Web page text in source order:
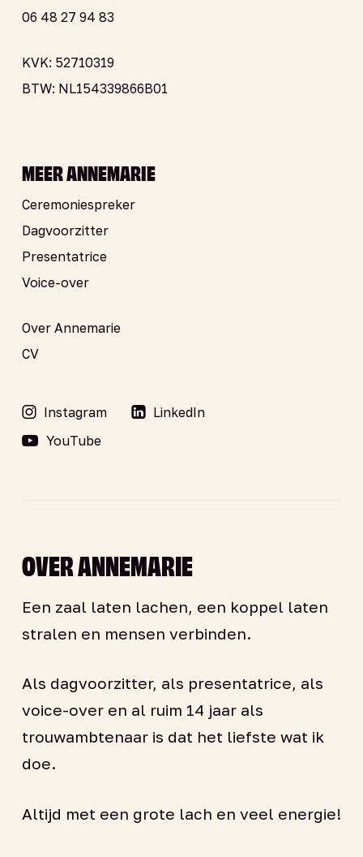
06 48 27 94 83
KVK: 52710319
BTW: NL154339866B01
MEER ANNEMARIE
Ceremoniespreker
Dagvoorzitter
Presentatrice
Voice-over
Over Annemarie
CV
Instagram
LinkedIn
YouTube
OVER ANNEMARIE
Een zaal laten lachen, een koppel laten
stralen en mensen verbinden.
Als dagvoorzitter, als presentatrice, als
voice-over en al ruim 14 jaar als
trouwambtenaar is dat het liefste wat ik
doe.
Altijd met een grote lach en veel energie!